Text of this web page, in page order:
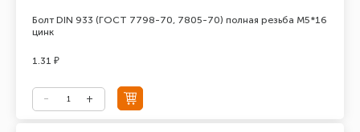
Болт DIN 933 (ГОСТ 7798-70, 7805-70) полная резьба М5*16
цинк
1.31 ₽